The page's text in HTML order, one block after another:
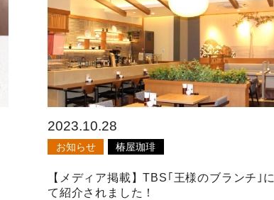
2023.10.28
お知らせ 椿屋珈琲
【メディア掲載】TBS｢王様のブランチ｣に
て紹介されました！